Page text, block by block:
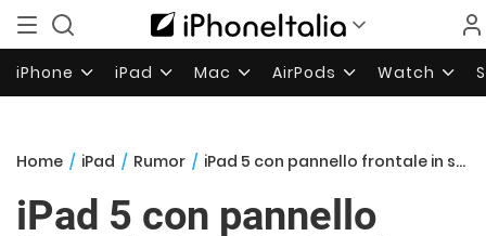
iPhone iPad Mac AirPods Watch
Home / iPad / Rumor / iPad 5 con pannello frontale in stile iPad mini? Arrivano altre conferme…
iPad 5 con pannello